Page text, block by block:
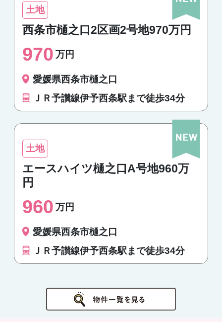
土地
西条市樋之口2区画2号地970万円
970 万円
愛媛県西条市樋之口
ＪＲ予讃線伊予西条駅まで徒歩34分
土地
エースハイツ樋之口A号地960万
円
960 万円
愛媛県西条市樋之口
ＪＲ予讃線伊予西条駅まで徒歩34分